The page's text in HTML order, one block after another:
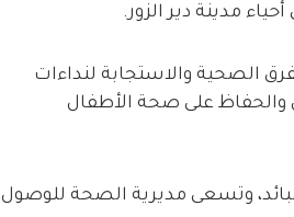
مدينة دير الزور.
الصحية والاستجابة لنداءات
والحفاظ على صحة الأطفال
وتسعى مديرية الصحة للوصول